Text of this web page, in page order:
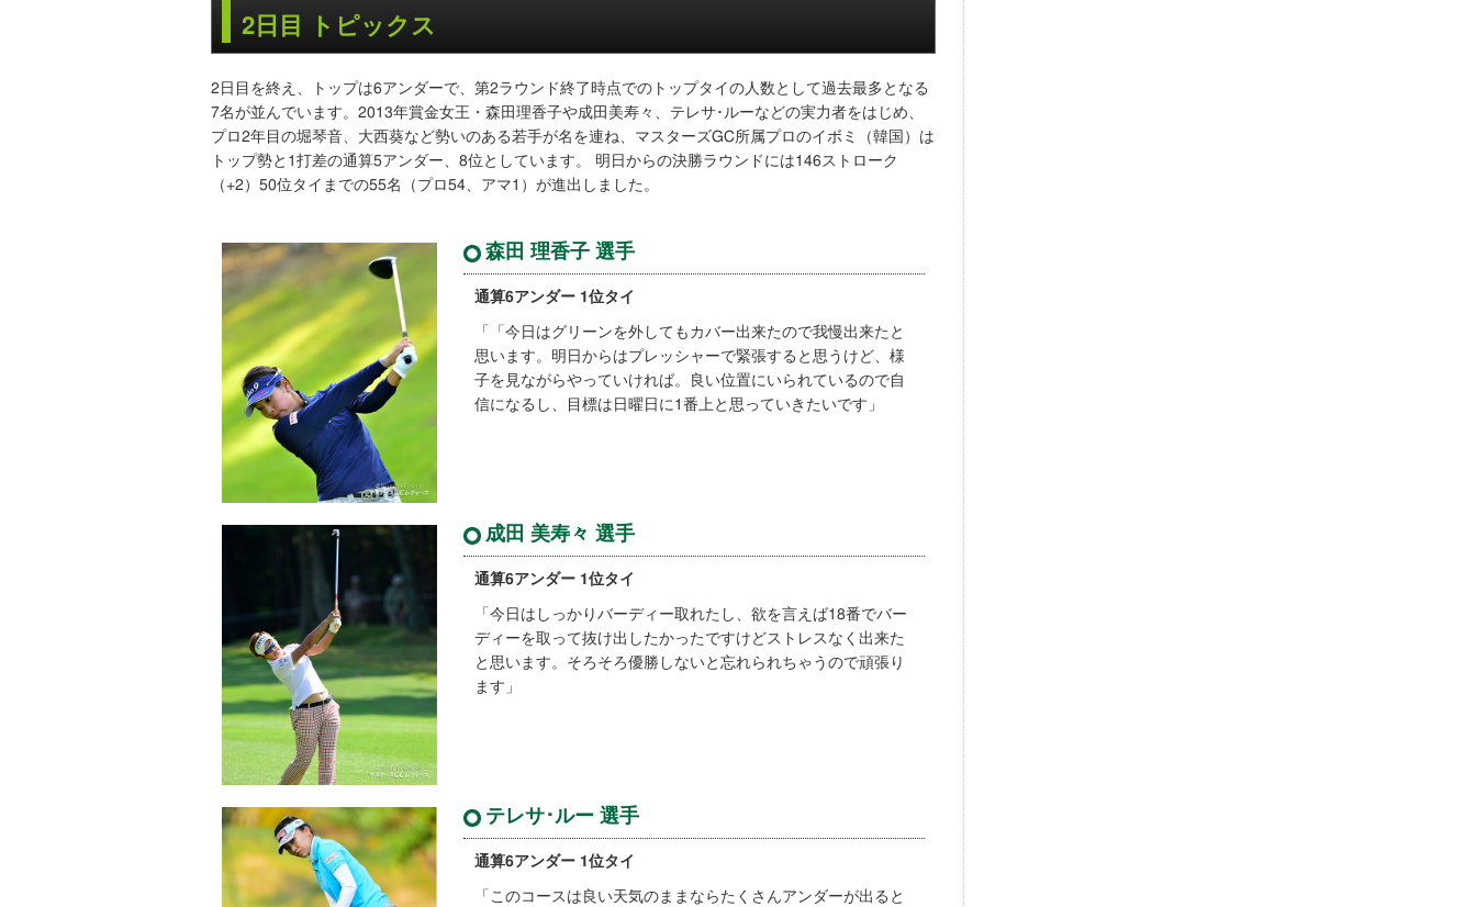
2日目 トピックス
2日目を終え、トップは6アンダーで、第2ラウンド終了時点でのトップタイの人数として過去最多となる
7名が並んでいます。2013年賞金女王・森田理香子や成田美寿々、テレサ･ルーなどの実力者をはじめ、
プロ2年目の堀琴音、大西葵など勢いのある若手が名を連ね、マスターズGC所属プロのイボミ（韓国）は
トップ勢と1打差の通算5アンダー、8位としています。 明日からの決勝ラウンドには146ストローク
（+2）50位タイまでの55名（プロ54、アマ1）が進出しました。
森田 理香子 選手
通算6アンダー 1位タイ
「「今日はグリーンを外してもカバー出来たので我慢出来たと
思います。明日からはプレッシャーで緊張すると思うけど、様
子を見ながらやっていければ。良い位置にいられているので自
信になるし、目標は日曜日に1番上と思っていきたいです」
成田 美寿々 選手
通算6アンダー 1位タイ
「今日はしっかりバーディー取れたし、欲を言えば18番でバー
ディーを取って抜け出したかったですけどストレスなく出来た
と思います。そろそろ優勝しないと忘れられちゃうので頑張り
ます」
テレサ･ルー 選手
通算6アンダー 1位タイ
「このコースは良い天気のままならたくさんアンダーが出ると